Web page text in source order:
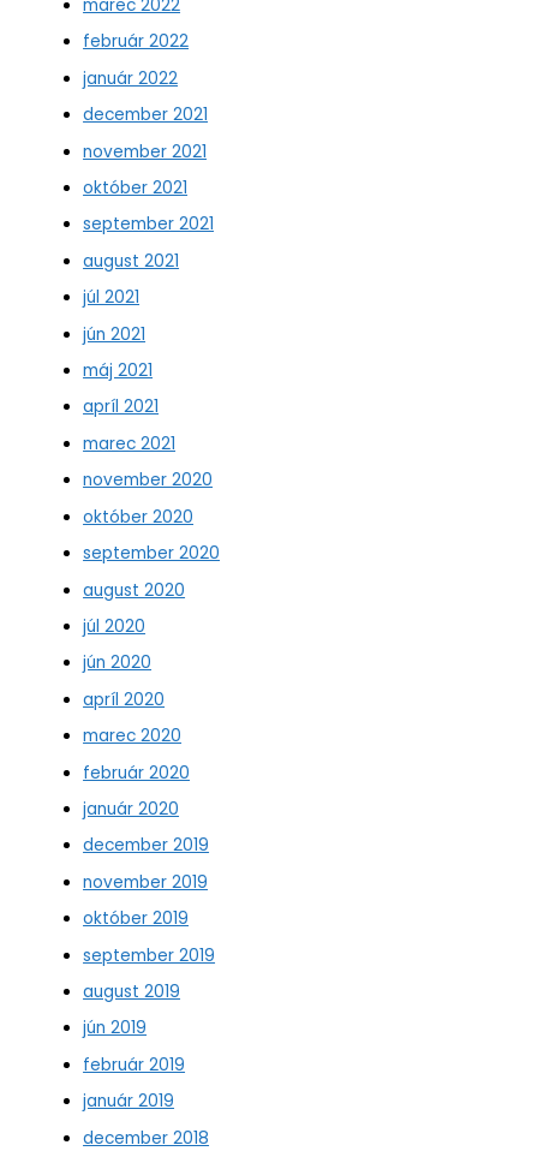
marec 2022
február 2022
január 2022
december 2021
november 2021
október 2021
september 2021
august 2021
júl 2021
jún 2021
máj 2021
apríl 2021
marec 2021
november 2020
október 2020
september 2020
august 2020
júl 2020
jún 2020
apríl 2020
marec 2020
február 2020
január 2020
december 2019
november 2019
október 2019
september 2019
august 2019
jún 2019
február 2019
január 2019
december 2018